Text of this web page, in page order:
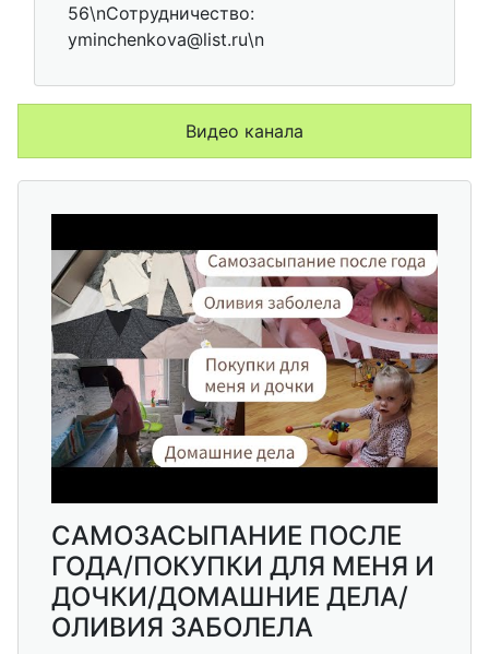
56\nСотрудничество:
yminchenkova@list.ru\n
Видео канала
САМОЗАСЫПАНИЕ ПОСЛЕ
ГОДА/ПОКУПКИ ДЛЯ МЕНЯ И
ДОЧКИ/ДОМАШНИЕ ДЕЛА/
ОЛИВИЯ ЗАБОЛЕЛА